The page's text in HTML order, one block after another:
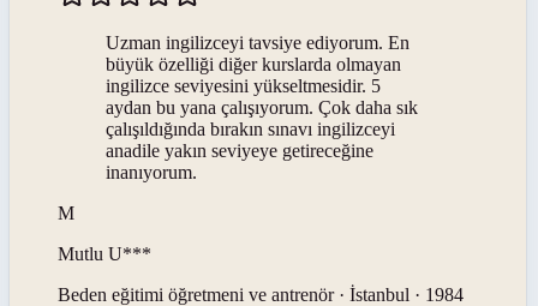
Uzman ingilizceyi tavsiye ediyorum. En
büyük özelliği diğer kurslarda olmayan
ingilizce seviyesini yükseltmesidir. 5
aydan bu yana çalışıyorum. Çok daha sık
çalışıldığında bırakın sınavı ingilizceyi
anadile yakın seviyeye getireceğine
inanıyorum.
M
Mutlu U***
Beden eğitimi öğretmeni ve antrenör · İstanbul · 1984